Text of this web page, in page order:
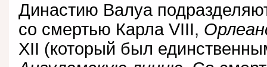
Династию Валуа
со смертью Карла VIII,
XII (который был